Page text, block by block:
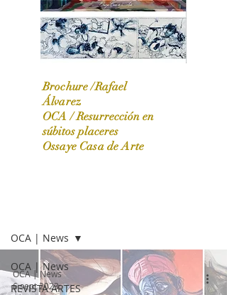
OCA|News 31 / Marzo-Abril / 2024
Brochure /Rafael
Álvarez
OCA /Resurrección en
súbitos placeres
Ossaye Casa de Arte
OCA | News
REVISTA ARTES
OCA | News
OCA | News
6 sept 2023